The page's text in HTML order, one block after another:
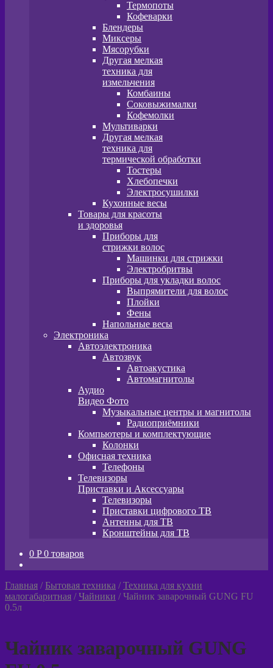
Термопоты
Кофеварки
Блендеры
Миксеры
Мясорубки
Другая мелкая
техника для
измельчения
Комбаины
Соковыжималки
Кофемолки
Мультиварки
Другая мелкая
техника для
термической обработки
Тостеры
Хлебопечки
Электросушилки
Кухонные весы
Товары для красоты
и здоровья
Приборы для
стрижки волос
Машинки для стрижки
Электробритвы
Приборы для укладки волос
Выпрямители для волос
Плойки
Фены
Напольные весы
Электроника
Автоэлектроника
Автозвук
Автоакустика
Автомагнитолы
Аудио
Видео Фото
Музыкальные центры и магнитолы
Радиоприёмники
Компьютеры и комплектующие
Колонки
Офисная техника
Телефоны
Телевизоры
Приставки и Аксессуары
Телевизоры
Приставки цифрового ТВ
Антенны для ТВ
Кронштейны для ТВ
0 P 0 товаров
Главная / Бытовая техника /Техника для кухни
малогабаритная /Чайники /Чайник заварочный GUNG FU
0.5л
Чайник заварочный GUNG